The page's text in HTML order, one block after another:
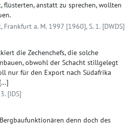
, flüsterten, anstatt zu sprechen, wollten
Frankfurt a. M. 1997 [1960], S. 1. [DWDS]
die Zechenchefs, die solche
obwohl der Schacht stillgelegt
nur für den Export nach Südafrika
[…]
[IDS]
denn doch des